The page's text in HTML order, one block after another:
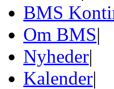
BMS
Om BMS|
Nyheder|
Kalender|